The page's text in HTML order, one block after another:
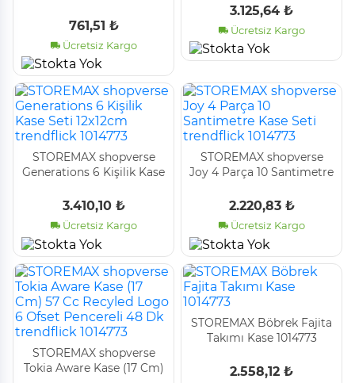
Hk 24 Dk trendflick
1014773
761,51 ₺
Ücretsiz Kargo
1014773
3.125,64 ₺
Ücretsiz Kargo
STOREMAX shopverse
Generations 6 Kişilik Kase
1014773
3.410,10 ₺
Ücretsiz Kargo
STOREMAX shopverse
Joy 4 Parça 10 Santimetre
1014773
2.220,83 ₺
Ücretsiz Kargo
STOREMAX shopverse
Tokia Aware Kase (17 Cm)
STOREMAX Böbrek Fajita
Takımı Kase 1014773
2.558,12 ₺